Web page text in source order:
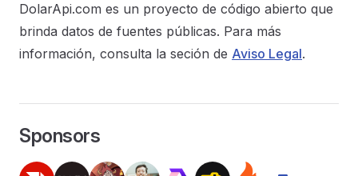
DolarApi.com es un proyecto de código abierto que
brinda datos de fuentes públicas. Para más
información, consulta la seción de Aviso Legal.
Sponsors